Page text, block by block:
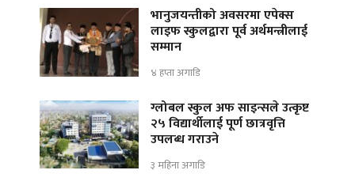
भानुजयन्तीको अवसरमा एपेक्स
लाइफ स्कुलद्वारा पूर्व अर्थमन्त्रीलाई
सम्मान
४ हप्ता अगाडि
ग्लोबल स्कुल अफ साइन्सले उत्कृष्ट
२५ विद्यार्थीलाई पूर्ण छात्रवृत्ति
उपलब्ध गराउने
३ महिना अगाडि